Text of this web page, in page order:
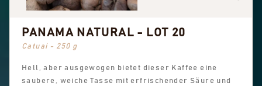
PANAMA NATURAL - LOT 20
Catuai - 250 g
Hell, aber ausgewogen bietet dieser Kaffee eine
saubere, weiche Tasse mit erfrischender Säure und